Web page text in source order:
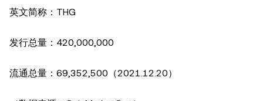
英文简称：THG
发行总量：420,000,000
流通总量：69,352,500（2021.12.20）